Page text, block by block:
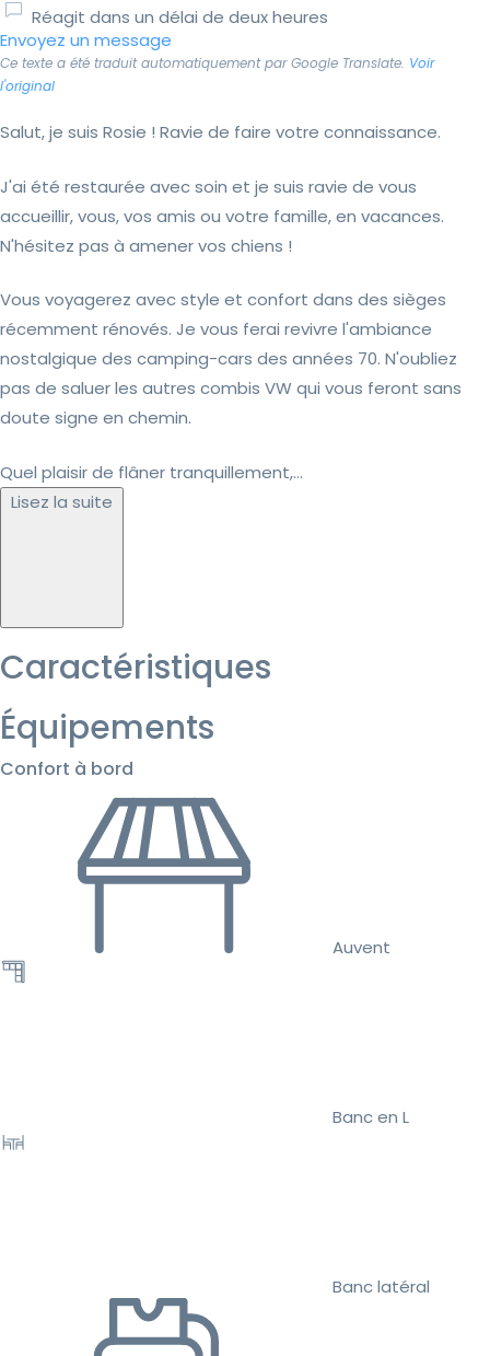
Réagit dans un délai de deux heures
Envoyez un message
Ce texte a été traduit automatiquement par Google Translate. Voir
l'original
Salut, je suis Rosie ! Ravie de faire votre connaissance.
J'ai été restaurée avec soin et je suis ravie de vous
accueillir, vous, vos amis ou votre famille, en vacances.
N'hésitez pas à amener vos chiens !
Vous voyagerez avec style et confort dans des sièges
récemment rénovés. Je vous ferai revivre l'ambiance
nostalgique des camping-cars des années 70. N'oubliez
pas de saluer les autres combis VW qui vous feront sans
doute signe en chemin.
Quel plaisir de flâner tranquillement,...
Lisez la suite
Caractéristiques
Équipements
Confort à bord
Auvent
Banc en L
Banc latéral